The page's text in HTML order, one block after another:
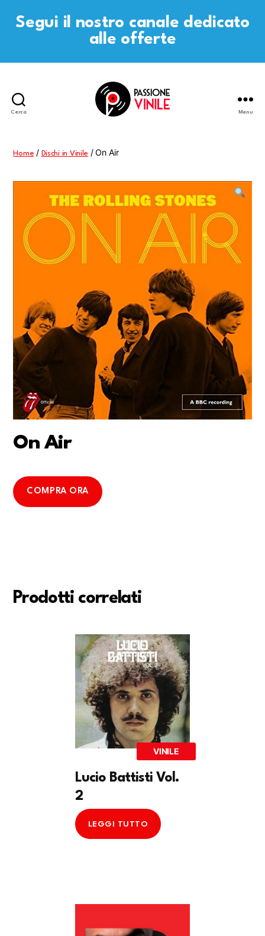
Segui il nostro canale dedicato
alle offerte
Cerca Menu
Home / Dischi in Vinile / On Air
On Air
COMPRA ORA
Prodotti correlati
VINILE
Lucio Battisti Vol.
2
LEGGI TUTTO